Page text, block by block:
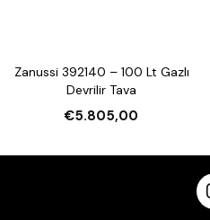
Zanussi 392140 – 100 Lt Gazlı
Devrilir Tava
€5.805,00